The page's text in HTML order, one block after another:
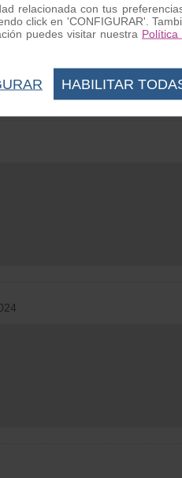
relacionada con tus
click en 'CONFIGURAR'.
puedes visitar nuestra Política
HABILITAR